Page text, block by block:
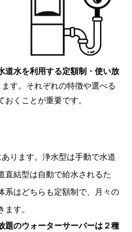
道水を利用する定額制・使い放
す。それぞれの特徴や選べる
くことが重要です。
ります。浄水型は手動で水道
直結型は自動で給水されるた
系はどちらも定額制で、月々の
す。
題のウォーターサーバーは２種